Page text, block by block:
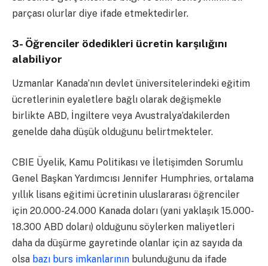
parçası olurlar diye ifade etmektedirler.
3- Öğrenciler ödedikleri ücretin karşılığını
alabiliyor
Uzmanlar Kanada’nın devlet üniversitelerindeki eğitim
ücretlerinin eyaletlere bağlı olarak değişmekle
birlikte ABD, İngiltere veya Avustralya’dakilerden
genelde daha düşük olduğunu belirtmekteler.
CBIE Üyelik, Kamu Politikası ve İletişimden Sorumlu
Genel Başkan Yardımcısı Jennifer Humphries, ortalama
yıllık lisans eğitimi ücretinin uluslararası öğrenciler
için 20.000-24.000 Kanada doları (yani yaklaşık 15.000-
18.300 ABD doları) olduğunu söylerken maliyetleri
daha da düşürme gayretinde olanlar için az sayıda da
olsa bazı burs imkanlarının bulunduğunu da ifade